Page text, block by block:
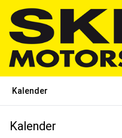
Kalender
Kalender